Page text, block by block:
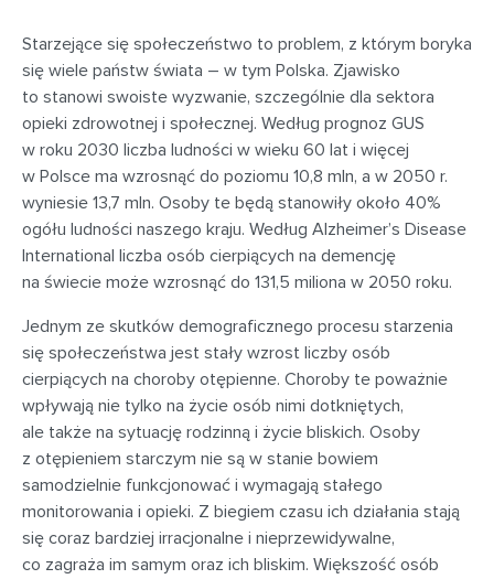
Starzejące się społeczeństwo to problem, z którym boryka
się wiele państw świata – w tym Polska. Zjawisko
to stanowi swoiste wyzwanie, szczególnie dla sektora
opieki zdrowotnej i społecznej. Według prognoz GUS
w roku 2030 liczba ludności w wieku 60 lat i więcej
w Polsce ma wzrosnąć do poziomu 10,8 mln, a w 2050 r.
wyniesie 13,7 mln. Osoby te będą stanowiły około 40%
ogółu ludności naszego kraju. Według Alzheimer’s Disease
International liczba osób cierpiących na demencję
na świecie może wzrosnąć do 131,5 miliona w 2050 roku.
Jednym ze skutków demograficznego procesu starzenia
się społeczeństwa jest stały wzrost liczby osób
cierpiących na choroby otępienne. Choroby te poważnie
wpływają nie tylko na życie osób nimi dotkniętych,
ale także na sytuację rodzinną i życie bliskich. Osoby
z otępieniem starczym nie są w stanie bowiem
samodzielnie funkcjonować i wymagają stałego
monitorowania i opieki. Z biegiem czasu ich działania stają
się coraz bardziej irracjonalne i nieprzewidywalne,
co zagraża im samym oraz ich bliskim. Większość osób